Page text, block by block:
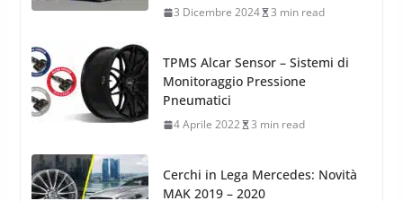
3 Dicembre 2024 3 min read
TPMS Alcar Sensor – Sistemi di
Monitoraggio Pressione
Pneumatici
4 Aprile 2022 3 min read
Cerchi in Lega Mercedes: Novità
MAK 2019 – 2020